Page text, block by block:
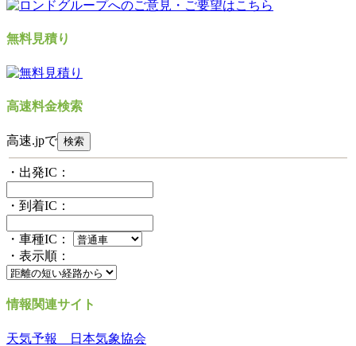
無料見積り
高速料金検索
高速.jpで
・出発IC：
・到着IC：
・車種IC：
・表示順：
情報関連サイト
天気予報 日本気象協会